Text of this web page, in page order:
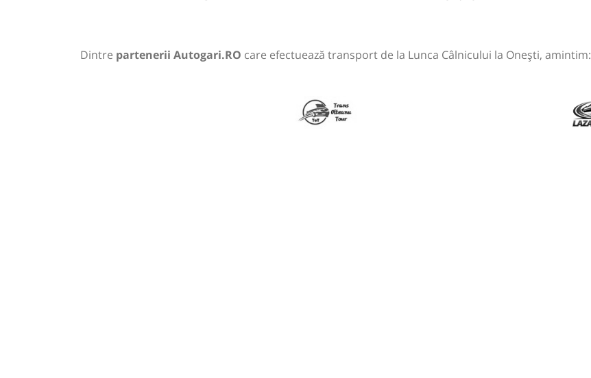
Dintre partenerii Autogari.RO care efectuează transport de la Lunca Câlnicului la Onești, amintim: